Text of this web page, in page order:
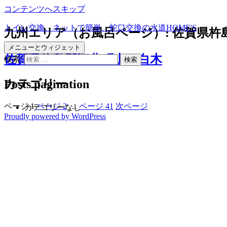
コンテンツへスキップ
トイレ交換、ネットで簡単、蛇口交換の水道HOME'S
メニューとウィジェット
検索:
カテゴリー
カテゴリーなし
九州エリア（お風呂ページ）:佐賀県杵
佐賀県杵島郡江北町山口白木
Posts pagination
ページ1 ページ2 … ページ 41 次ページ
Proudly powered by WordPress